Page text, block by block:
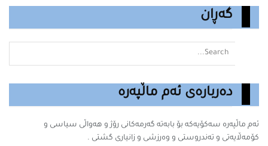
گەڕان
دەربارەی ئەم ماڵپەرە
ئەم ماڵپەرە سه‌كۆیه‌كه‌ بۆ بابه‌ته‌ گه‌رمه‌كانى رۆژ و هەواڵی سیاسی و
کۆمەڵایەتی و تەندروستی و وەرزشی و زانیارى گشتى .